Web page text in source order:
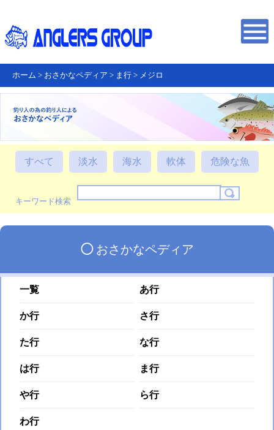
ホーム > おさかなペディア > ま行 > メジロ
すべて 淡水 海水 軟体 危険な魚
キーワード検索
◯おさかなペディア
一覧 あ行
か行 さ行
た行 な行
は行 ま行
や行 ら行
わ行